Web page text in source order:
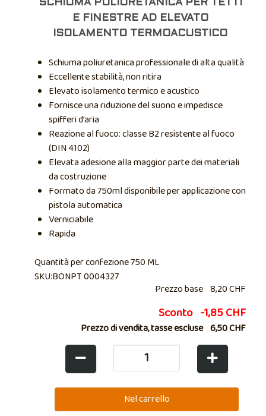
SCHIUMA POLIURETANICA PER TETTI
E FINESTRE AD ELEVATO
ISOLAMENTO TERMOACUSTICO
Schiuma poliuretanica professionale di alta qualità
Eccellente stabilità, non ritira
Elevato isolamento termico e acustico
Fornisce una riduzione del suono e impedisce
spifferi d’aria
Reazione al fuoco: classe B2 resistente al fuoco
(DIN 4102)
Elevata adesione alla maggior parte dei materiali
da costruzione
Formato da 750ml disponibile per applicazione con
pistola automatica
Verniciabile
Rapida
Quantità per confezione 750 ML
SKU:BONPT 0004327
Prezzo base 8,20 CHF
Sconto -1,85 CHF
Prezzo di vendita, tasse escluse 6,50 CHF